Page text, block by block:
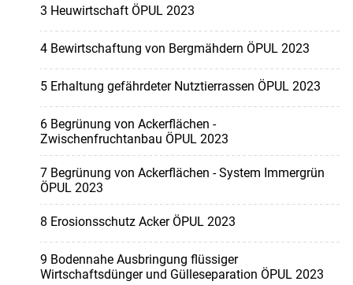
3 Heuwirtschaft ÖPUL 2023
4 Bewirtschaftung von Bergmähdern ÖPUL 2023
5 Erhaltung gefährdeter Nutztierrassen ÖPUL 2023
6 Begrünung von Ackerflächen -
Zwischenfruchtanbau ÖPUL 2023
7 Begrünung von Ackerflächen - System Immergrün
ÖPUL 2023
8 Erosionsschutz Acker ÖPUL 2023
9 Bodennahe Ausbringung flüssiger
Wirtschaftsdünger und Gülleseparation ÖPUL 2023